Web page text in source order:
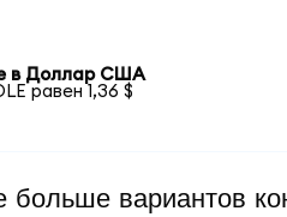
в Доллар США
равен 1,36 $
больше вариантов